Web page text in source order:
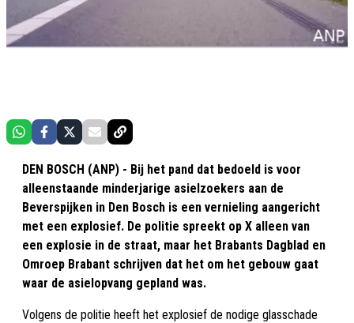
DEN BOSCH (ANP) - Bij het pand dat bedoeld is voor
alleenstaande minderjarige asielzoekers aan de
Beverspijken in Den Bosch is een vernieling aangericht
met een explosief. De politie spreekt op X alleen van
een explosie in de straat, maar het Brabants Dagblad en
Omroep Brabant schrijven dat het om het gebouw gaat
waar de asielopvang gepland was.
Volgens de politie heeft het explosief de nodige glasschade